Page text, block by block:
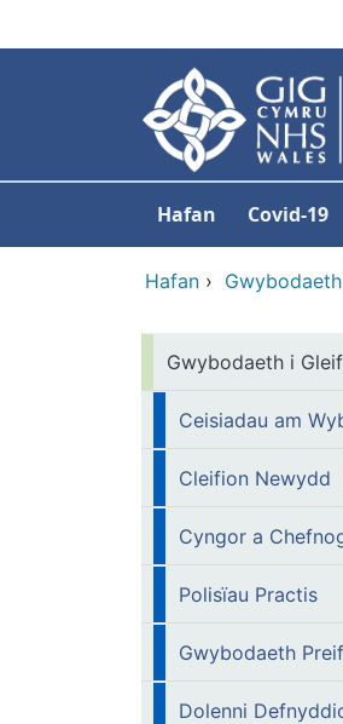
Hafan Covid-19
Hafan ›
Gwybodaeth i
Ceisiadau am
Cleifion Newydd
Cyngor a
Polisïau Practis
Gwybodaeth
Dolenni